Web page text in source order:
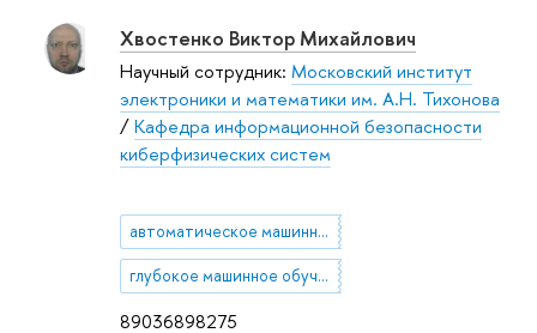
89036898275
Хвостенко Виктор Михайлович
Научный сотрудник: Московский институт
электроники и математики им. А.Н. Тихонова
/Кафедра информационной безопасности
киберфизических систем
автоматическое машинное обучение
глубокое машинное обучение